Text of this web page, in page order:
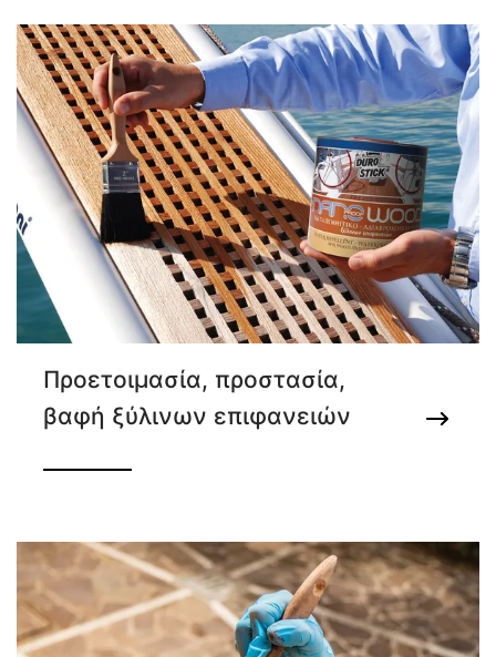
Προετοιμασία, προστασία,
βαφή ξύλινων επιφανειών